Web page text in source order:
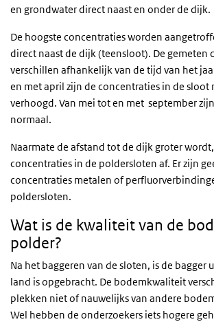
en grondwater direct naast en onder de dijk.
De hoogste concentraties worden
direct naast de dijk (teensloot). De gemeten
verschillen afhankelijk van de tijd van het
en met april zijn de concentraties in de sloot
verhoogd. Van mei tot en met september
normaal.
Naarmate de afstand tot de dijk groter
concentraties in de poldersloten af. Er zijn
concentraties metalen of
poldersloten.
Wat is de kwaliteit van de
polder?
Na het baggeren van de sloten, is de bagger
land is opgebracht. De bodemkwaliteit
plekken niet of nauwelijks van andere
Wel hebben de onderzoekers iets hogere